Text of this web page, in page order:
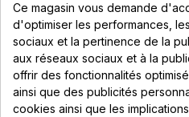
69530
Lundi au
8h -
uniquement
Ce magasin vous demande
d'optimiser les performances,
sociaux et la pertinence de la
aux réseaux sociaux et à la
offrir des fonctionnalités
ainsi que des publicités
cookies ainsi que les